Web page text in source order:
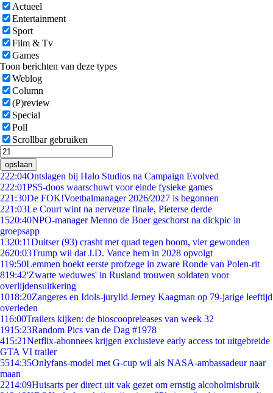
Actueel
Entertainment
Sport
Film & Tv
Games
Toon berichten van deze types
Weblog
Column
(P)review
Special
Poll
Scrollbar gebruiken
opslaan
222:04Ontslagen bij Halo Studios na Campaign Evolved
222:01PS5-doos waarschuwt voor einde fysieke games
221:30De FOK!Voetbalmanager 2026/2027 is begonnen
221:03Le Court wint na nerveuze finale, Pieterse derde
1520:40NPO-manager Menno de Boer geschorst na dickpic in
groepsapp
1320:11Duitser (93) crasht met quad tegen boom, vier gewonden
2620:03Trump wil dat J.D. Vance hem in 2028 opvolgt
119:50Lemmen boekt eerste profzege in zware Ronde van Polen-rit
819:42'Zwarte weduwes' in Rusland trouwen soldaten voor
overlijdensuitkering
1018:20Zangeres en Idols-jurylid Jerney Kaagman op 79-jarige leeftijd
overleden
116:00Trailers kijken: de bioscoopreleases van week 32
1915:23Random Pics van de Dag #1978
415:21Netflix-abonnees krijgen exclusieve early access tot uitgebreide
GTA VI trailer
5514:35Onlyfans-model met G-cup wil als NASA-ambassadeur naar
maan
2214:09Huisarts per direct uit vak gezet om ernstig alcoholmisbruik